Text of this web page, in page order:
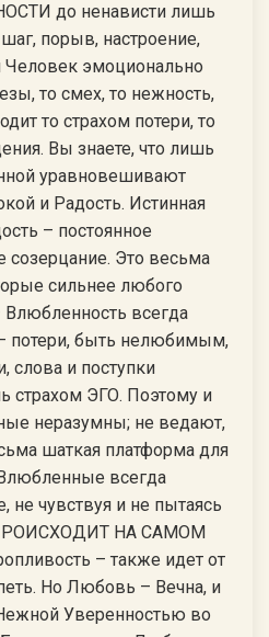
до ненависти лишь
порыв, настроение,
эмоционально
то смех, то нежность,
то страхом потери, то
Вы знаете, что лишь
уравновешивают
и Радость. Истинная
– постоянное
созерцание. Это весьма
сильнее любого
Влюбленность всегда
потери, быть нелюбимым,
слова и поступки
страхом ЭГО. Поэтому и
неразумны; не ведают,
шаткая платформа для
всегда
не чувствуя и не пытаясь
ПРОИСХОДИТ НА САМОМ
– также идет от
Но Любовь – Вечна, и
Уверенностью во